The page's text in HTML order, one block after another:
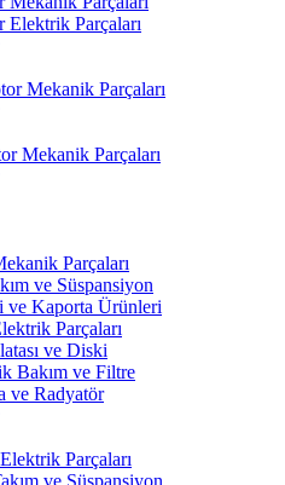
Parçaları
Mekanik Parçaları
Mekanik Parçaları
Parçaları
ve Süspansiyon
ve Kaporta Ürünleri
Parçaları
ve Diski
Bakım ve Filtre
ve Radyatör
Parçaları
ve Süspansiyon